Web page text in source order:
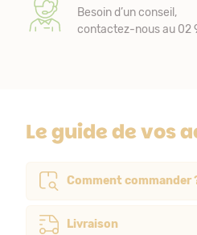
Besoin d’un conseil,
contactez-nous au 02
Le guide de vos
Comment commander
Livraison